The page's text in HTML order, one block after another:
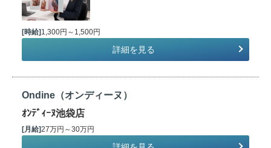
[時給] 1,300円～1,500円
詳細を見る
Ondine（オンディーヌ）
ｵﾝﾃﾞｨｰﾇ池袋店
[月給]27万円～30万円